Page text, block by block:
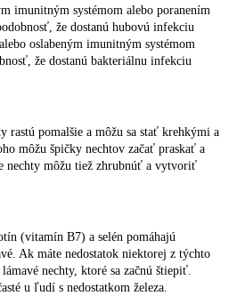
imunitným systémom alebo poranením
že dostanú hubovú infekciu
oslabeným imunitným systémom
že dostanú bakteriálnu infekciu
rastú pomalšie a môžu sa stať krehkými a
môžu špičky nechtov začať praskať a
nechty môžu tiež zhrubnúť a vytvoriť
(vitamín B7) a selén pomáhajú
Ak máte nedostatok niektorej z týchto
nechty, ktoré sa začnú štiepiť.
u ľudí s nedostatkom železa.